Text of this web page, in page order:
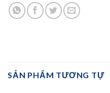
SẢN PHẨM TƯƠNG TỰ